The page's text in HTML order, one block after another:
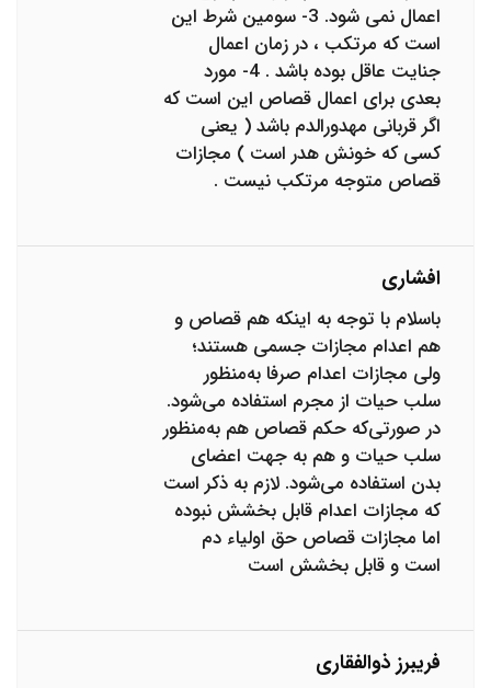
اعمال نمی شود. 3- سومین شرط این
است که مرتکب ، در زمان اعمال
جنایت عاقل بوده باشد . 4- مورد
بعدی برای اعمال قصاص این است که
اگر قربانی مهدورالدم باشد ( یعنی
کسی که خونش هدر است ) مجازات
قصاص متوجه مرتکب نیست .
افشاری
باسلام با توجه به اینکه هم قصاص و
هم اعدام مجازات جسمی هستند؛
ولی مجازات اعدام صرفا به‌منظور
سلب حیات از مجرم استفاده می‌شود.
در صورتی‌که حکم قصاص هم به‌منظور
سلب حیات و هم به جهت اعضای
بدن استفاده می‌شود. لازم به ذکر است
که مجازات اعدام قابل بخشش نبوده
اما مجازات قصاص حق اولیاء دم
است و قابل بخشش است
فریبرز ذوالفقاری